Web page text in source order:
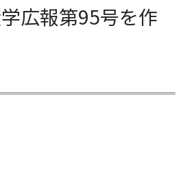
広報第95号を作